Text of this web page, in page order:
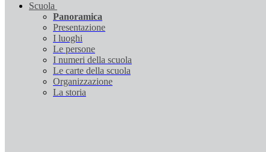
Scuola
Panoramica
Presentazione
I luoghi
Le persone
I numeri della scuola
Le carte della scuola
Organizzazione
La storia